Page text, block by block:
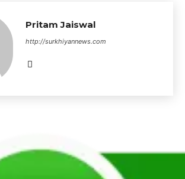
Pritam Jaiswal
http://surkhiyannews.com